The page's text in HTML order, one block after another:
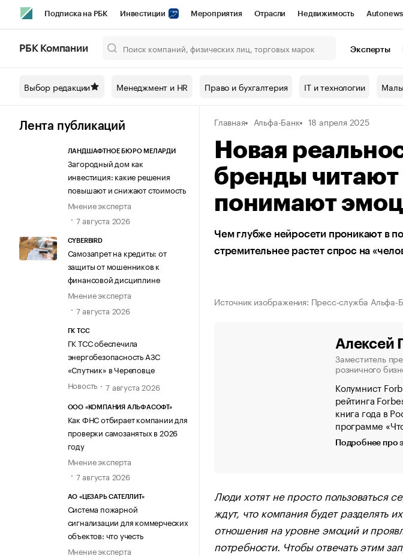
Подписка на РБК Инвестиции Мероприятия Отрасли Недвижимость Autonews
Спецпроекты СПб Конференции СПб Спецпроекты Проверка контрагентов
Технологии и медиа Рынок наличной валюты
РБК Компании Эксперты
Выбор редакции Менеджмент и HR Право и бухгалтерия IT и технологии
Лента публикаций
ЛАНДШАФТНОЕ БЮРО МЕЛАРДИ
Загородный дом как
инвестиция: какие решения
повышают и снижают стоимость
Мнение эксперта
7 августа 2026
CYBERBIRD
Самозапрет на кредиты: от
защиты от мошенников к
финансовой дисциплине
Мнение эксперта
7 августа 2026
ГК ТСС
ГК ТСС обеспечила
энергобезопасность АЗС
«Спутник» в Череповце
Новость
7 августа 2026
ООО «КОМПАНИЯ АЛЬФАСОФТ»
Как ФНС отбирает компании для
проверки самозанятых в 2026
году
Мнение эксперта
7 августа 2026
АО «ЦЕЗАРЬ САТЕЛЛИТ»
Система пожарной
сигнализации для коммерческих
объектов: что учесть
Мнение эксперта
Главная Альфа-Банк 18 апреля 2025
Новая
бренды
понимают
Чем глубже нейросети проникают в
стремительнее растет спрос на
Источник изображения: Пресс-служба Альфа-
Алексей
Заместитель
розничного
Колумнист
рейтинга
книга года в
программе
Подробнее про
Люди хотят не просто пользоваться
ждут, что компания будет разделять
отношения на уровне эмоций и
потребности. Чтобы отвечать этим